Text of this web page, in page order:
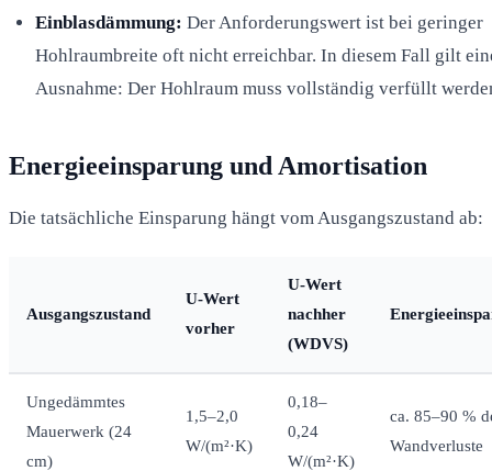
Einblasdämmung: Der Anforderungswert ist bei geringer
Hohlraumbreite oft nicht erreichbar. In diesem Fall gilt
Ausnahme: Der Hohlraum muss vollständig verfüllt
Energieeinsparung und Amortisation
Die tatsächliche Einsparung hängt vom Ausgangszustand ab:
Ausgangszustand
U-Wert
vorher
U-Wert
nachher
(WDVS)
Ungedämmtes
Mauerwerk (24
cm)
1,5–2,0
W/(m²·K)
0,18–
0,24
W/(m²·K)
ca. 85–90 %
Wandverluste